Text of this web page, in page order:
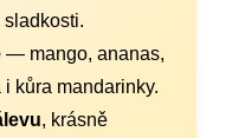
— mango, ananas,
kůra mandarinky.
, krásně